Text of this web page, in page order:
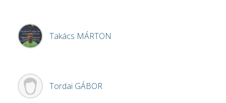
Takács MÁRTON
Tordai GÁBOR